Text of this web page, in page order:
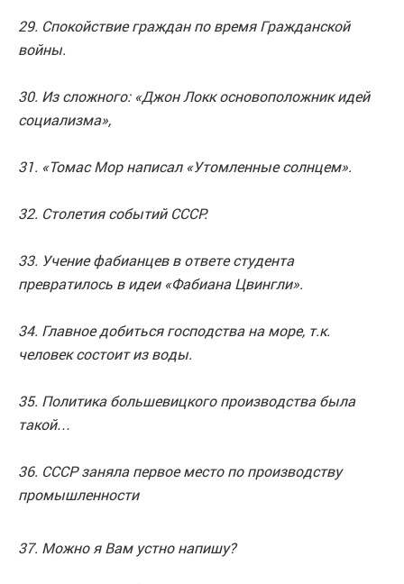
29. Спокойствие граждан по время Гражданской
войны.
30. Из сложного: «Джон Локк основоположник идей
социализма»,
31. «Томас Мор написал «Утомленные солнцем».
32. Столетия событий СССР.
33. Учение фабианцев в ответе студента
превратилось в идеи «Фабиана Цвингли».
34. Главное добиться господства на море, т.к.
человек состоит из воды.
35. Политика большевицкого производства была
такой…
36. СССР заняла первое место по производству
промышленности
37. Можно я Вам устно напишу?